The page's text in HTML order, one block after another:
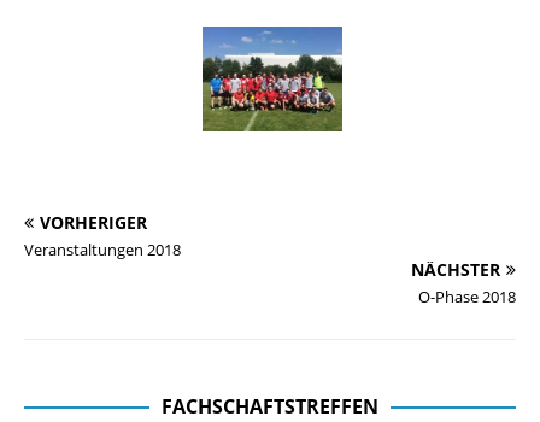
VORHERIGER
Veranstaltungen 2018
NÄCHSTER
O-Phase 2018
FACHSCHAFTSTREFFEN